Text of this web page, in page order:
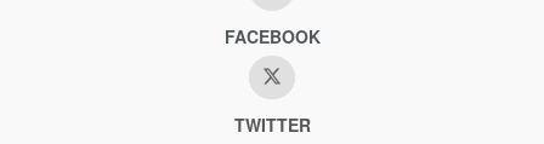
FACEBOOK
TWITTER